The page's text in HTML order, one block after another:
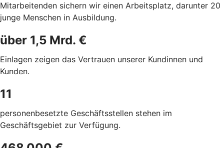
Mitarbeitenden sichern wir einen Arbeitsplatz, darunter 20
junge Menschen in Ausbildung.
über 1,5 Mrd. €
Einlagen zeigen das Vertrauen unserer Kundinnen und
Kunden.
11
personenbesetzte Geschäftsstellen stehen im
Geschäftsgebiet zur Verfügung.